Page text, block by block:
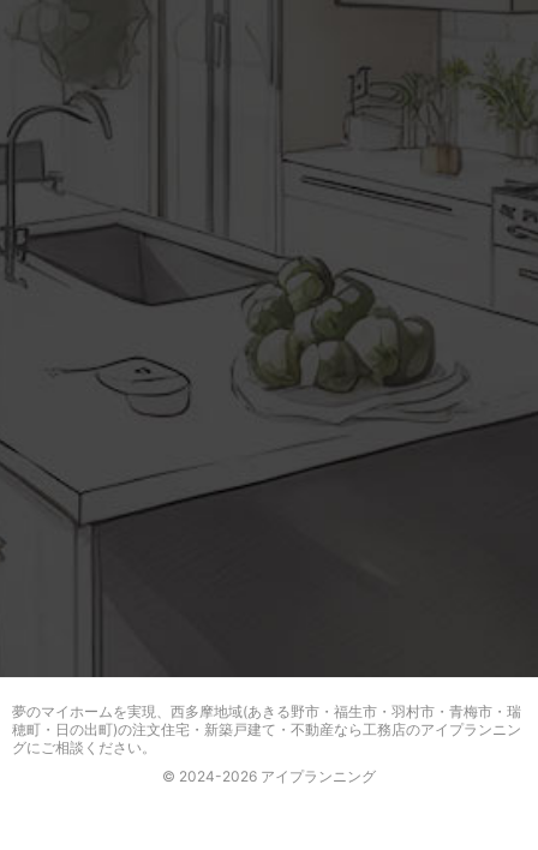
© 2024-2026 アイプランニング
夢のマイホームを実現、 西多摩地域(あきる野市・福生市・羽村市・青梅市・瑞
穂町・日の出町)の注文住宅・新築戸建て・不動産なら工務店のアイプランニン
グにご相談ください。